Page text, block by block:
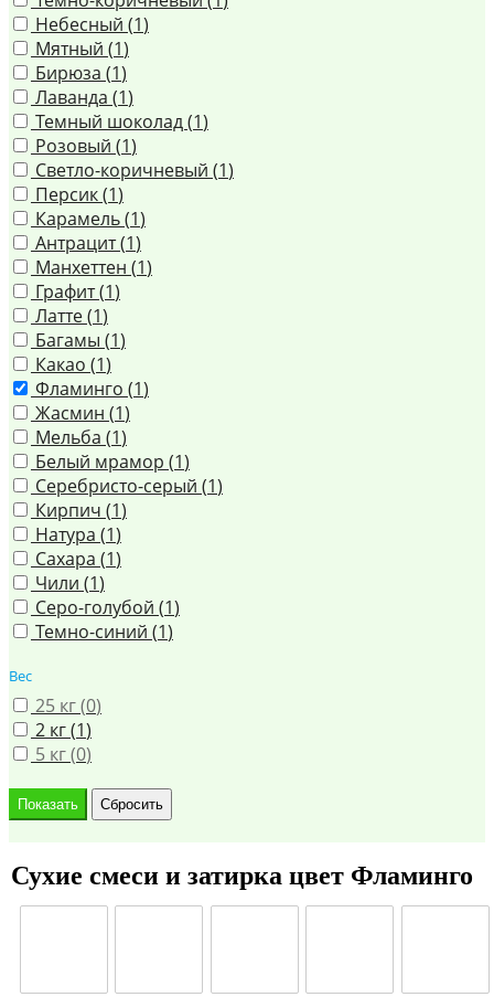
Небесный (1)
Мятный (1)
Бирюза (1)
Лаванда (1)
Темный шоколад (1)
Розовый (1)
Светло-коричневый (1)
Персик (1)
Карамель (1)
Антрацит (1)
Манхеттен (1)
Графит (1)
Латте (1)
Багамы (1)
Какао (1)
Фламинго (1)
Жасмин (1)
Мельба (1)
Белый мрамор (1)
Серебристо-серый (1)
Кирпич (1)
Натура (1)
Сахара (1)
Чили (1)
Серо-голубой (1)
Темно-синий (1)
Вес
25 кг (0)
2 кг (1)
5 кг (0)
Сухие смеси и затирка цвет Фламинго